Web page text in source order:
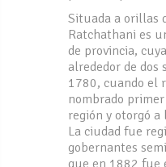
Situada a orillas
Ratchathani es
de provincia,
alrededor de dos
1780, cuando el
nombrado
región y otorgó
La ciudad fue
gobernantes